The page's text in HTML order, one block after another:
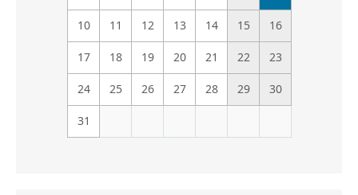
10 11 12 13 14 15 16
17 18 19 20 21 22 23
24 25 26 27 28 29 30
31